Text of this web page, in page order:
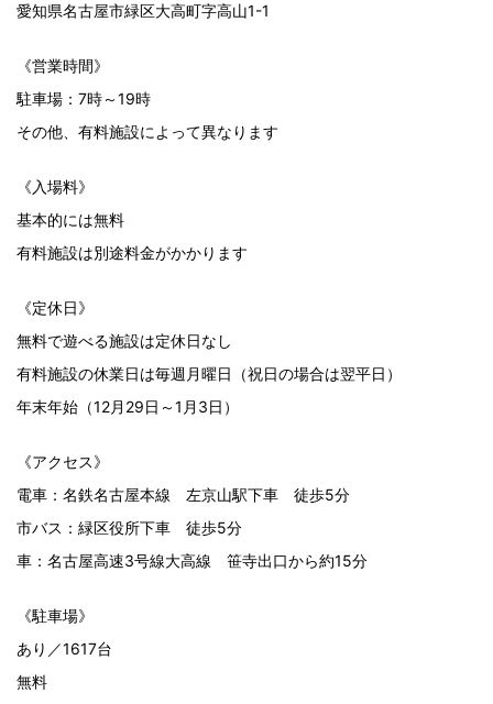
愛知県名古屋市緑区大高町字高山1-1
《営業時間》
駐車場：7時～19時
その他、有料施設によって異なります
《入場料》
基本的には無料
有料施設は別途料金がかかります
《定休日》
無料で遊べる施設は定休日なし
有料施設の休業日は毎週月曜日（祝日の場合は翌平日）
年末年始（12月29日～1月3日）
《アクセス》
電車：名鉄名古屋本線 左京山駅下車 徒歩5分
市バス：緑区役所下車 徒歩5分
車：名古屋高速3号線大高線 笹寺出口から約15分
《駐車場》
あり／1617台
無料